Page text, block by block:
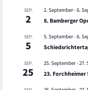
SEP.
2
2. September-6.
8. Bamberger
SEP.
5
5. September-6.
SEP.
25
25. September-27.
23. Forchheimer